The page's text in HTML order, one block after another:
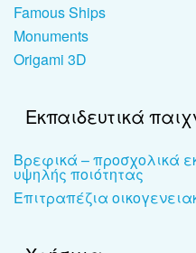
Famous Ships
Monuments
Origami 3D
Εκπαιδευτικά
Βρεφικά – προσχολικά
υψηλής ποιότητας
Επιτραπέζια